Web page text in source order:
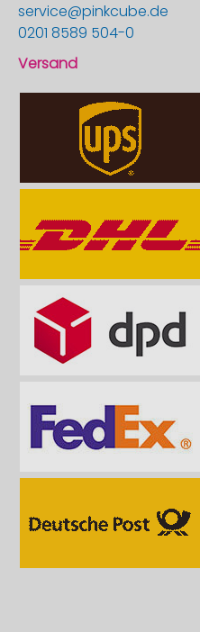
service@pinkcube.de
0201 8589 504-0
Versand